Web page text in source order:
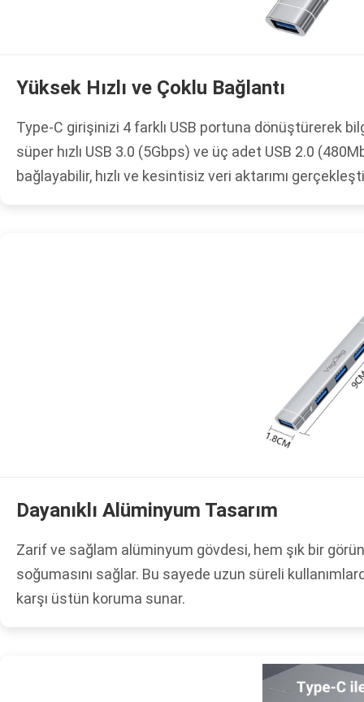
Yüksek Hızlı ve Çoklu Bağlantı
Type-C girişinizi 4 farklı USB portuna dönüştürerek
süper hızlı USB 3.0 (5Gbps) ve üç adet USB 2.0
bağlayabilir, hızlı ve kesintisiz veri aktarımı
Dayanıklı Alüminyum Tasarım
Zarif ve sağlam alüminyum gövdesi, hem şık bir
soğumasını sağlar. Bu sayede uzun süreli
karşı üstün koruma sunar.